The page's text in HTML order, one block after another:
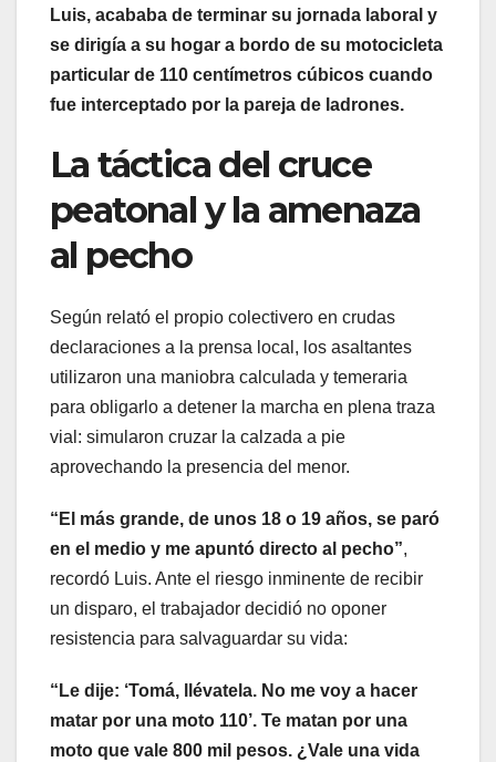
Luis, acababa de terminar su jornada laboral y
se dirigía a su hogar a bordo de su motocicleta
particular de 110 centímetros cúbicos cuando
fue interceptado por la pareja de ladrones.
La táctica del cruce
peatonal y la amenaza
al pecho
Según relató el propio colectivero en crudas
declaraciones a la prensa local, los asaltantes
utilizaron una maniobra calculada y temeraria
para obligarlo a detener la marcha en plena traza
vial: simularon cruzar la calzada a pie
aprovechando la presencia del menor.
“El más grande, de unos 18 o 19 años, se paró
en el medio y me apuntó directo al pecho”,
recordó Luis. Ante el riesgo inminente de recibir
un disparo, el trabajador decidió no oponer
resistencia para salvaguardar su vida:
“Le dije: ‘Tomá, llévatela. No me voy a hacer
matar por una moto 110’. Te matan por una
moto que vale 800 mil pesos. ¿Vale una vida